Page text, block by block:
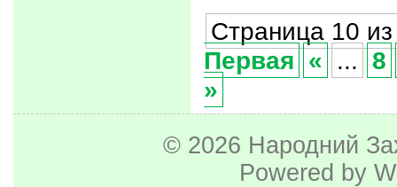
Страница 10
Первая « ... 8
»
© 2026 Народний
Powered by